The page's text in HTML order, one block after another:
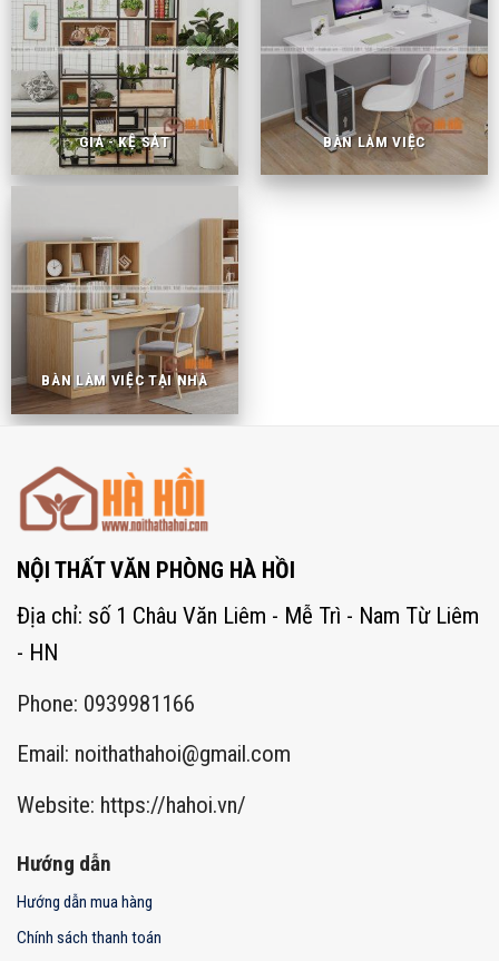
GIÁ - KỆ SẮT BÀN LÀM VIỆC
BÀN LÀM VIỆC TẠI NHÀ
NỘI THẤT VĂN PHÒNG HÀ HỒI
Địa chỉ: số 1 Châu Văn Liêm - Mễ Trì - Nam Từ Liêm
- HN
Phone: 0939981166
Email: noithathahoi@gmail.com
Website: https://hahoi.vn/
Hướng dẫn
Hướng dẫn mua hàng
Chính sách thanh toán